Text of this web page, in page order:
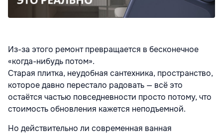
Из-за этого ремонт превращается в бесконечное
«когда-нибудь потом».
Старая плитка, неудобная сантехника, пространство,
которое давно перестало радовать — всё это
остаётся частью повседневности просто потому, что
стоимость обновления кажется неподъемной.
Но действительно ли современная ванная